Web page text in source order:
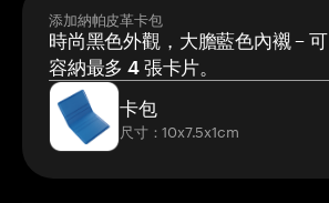
添加納帕皮革卡包
時尚黑色外觀，大膽藍色內襯 – 可
容納最多 4 張卡片。
卡包
尺寸：10x7.5x1cm